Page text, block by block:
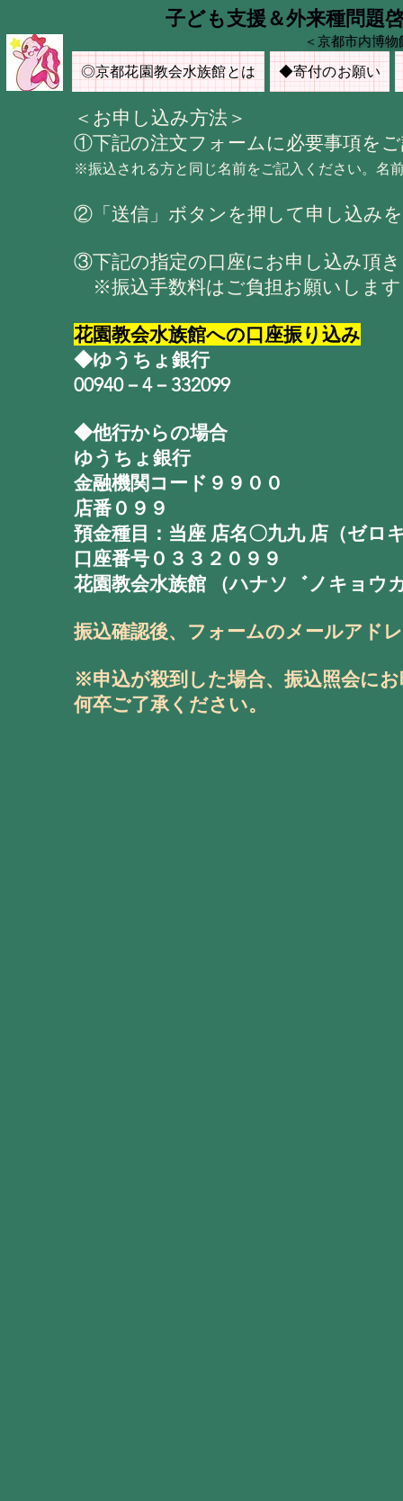
子ども支援＆外来種問題
＜京都市内博
◎京都花園教会水族館とは ◆寄付のお願い
＜お申し込み方法＞
①下記の注文フォームに必要事項を
※振込される方と同じ名前をご記入ください。名
②「送信」ボタンを押して申し込み
③下記の指定の口座にお申し込み頂
※振込手数料はご負担お願いしま
花園教会水族館への口座振り込み
◆ゆうちょ銀行
00940－4－332099
◆他行からの場合
ゆうちょ銀行
金融機関コード９９００
店番０９９
預金種目：当座 店名〇九九 店（ゼロ
口座番号０３３２０９９
花園教会水族館 （ハナソ゛ノキョウ
振込確認後、フォームのメールアド
※申込が殺到した場合、振込照会に
何卒ご了承ください。